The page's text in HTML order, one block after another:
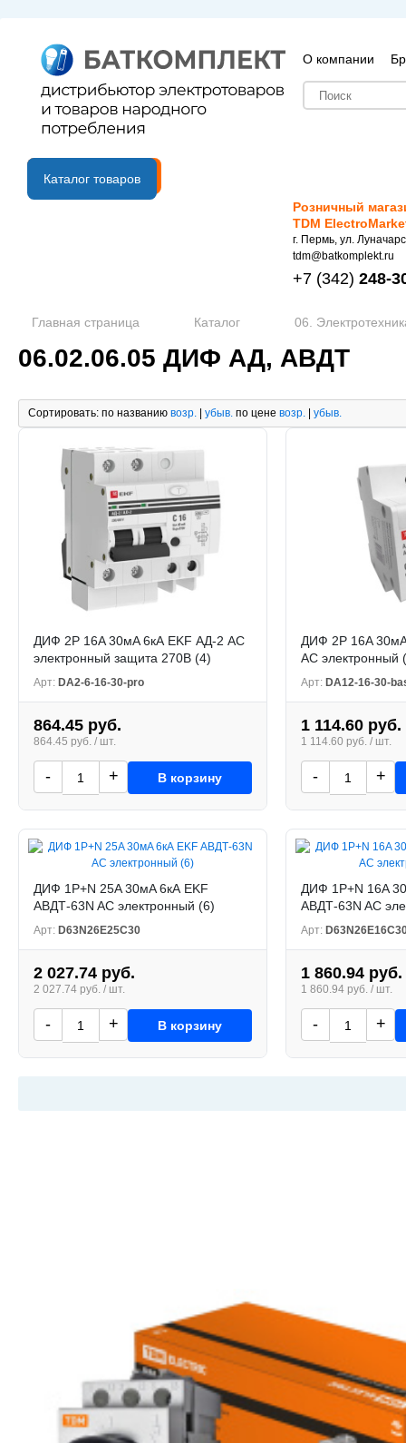
О компании
B2B портал
Каталог товаров
Розничный
TDM
г. Пермь, ул.
tdm@batkomplekt.ru
+7 (342) 248-
Главная страница Каталог 06.
06.02.06.05 ДИФ АД, АВДТ
Сортировать: по названию возр. | убыв. по цене возр. | убыв.
ДИФ 2P 16A 30мA 6кА EKF АД-2 AC
электронный защита 270В (4)
Арт: DA2-6-16-30-pro
864.45 руб.
864.45 руб. / шт.
- + В корзину
ДИФ 2P 16A
AC электронный
Арт: DA12-16-30-
1 114.60 руб.
1 114.60 руб. / шт.
- +
ДИФ 1P+N 25A 30мA 6кА EKF
АВДТ-63N AC электронный (6)
Арт: D63N26E25C30
2 027.74 руб.
2 027.74 руб. / шт.
- + В корзину
ДИФ 1P+N 16A
АВДТ-63N AC
Арт:
1 860.94 руб.
1 860.94 руб. / шт.
- +